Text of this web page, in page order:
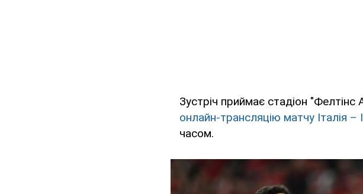
Зустріч приймає стадіон "Фелтінс
онлайн-трансляцію матчу Італія –
часом.